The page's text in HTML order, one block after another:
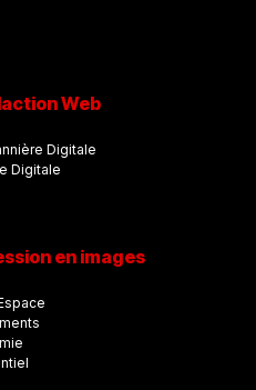
Web
Digitale
Digitale
en images